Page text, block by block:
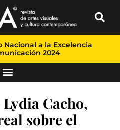
Nacional a la Excelencia
2024
Lydia Cacho,
sobre el